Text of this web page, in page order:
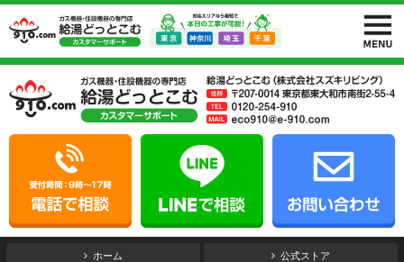
ホーム 公式ストア